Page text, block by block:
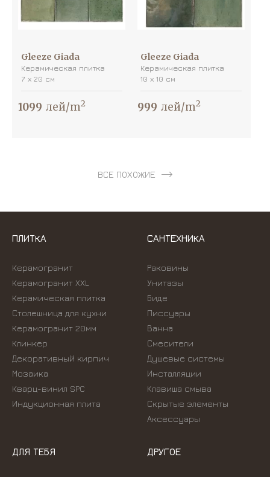
Gleeze Giada
Керамическая плитка
7 х 20 см
1099 лей/m2
Gleeze Giada
Керамическая плитка
10 х 10 см
999 лей/m2
ВСЕ ПОХОЖИЕ
ПЛИТКА
Керамогранит
Керамогранит XXL
Керамическая плитка
Столешница для кухни
Керамогранит 20мм
Клинкер
Декоративный кирпич
Мозаика
Кварц-винил SPC
Индукционная плита
САНТЕХНИКА
Раковины
Унитазы
Биде
Писсуары
Ванна
Смесители
Душевые системы
Инсталляции
Kлавиша смыва
Скрытые элементы
Аксессуары
ДЛЯ ТЕБЯ ДРУГОЕ